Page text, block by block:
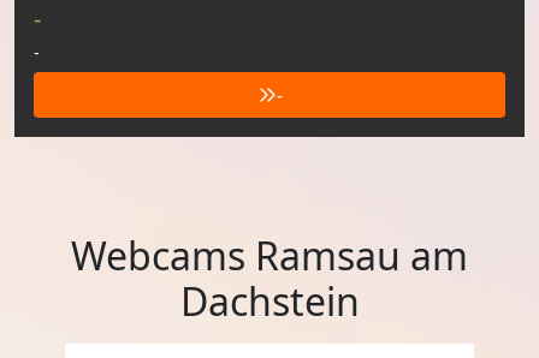
-
-
-
Webcams Ramsau am
Dachstein